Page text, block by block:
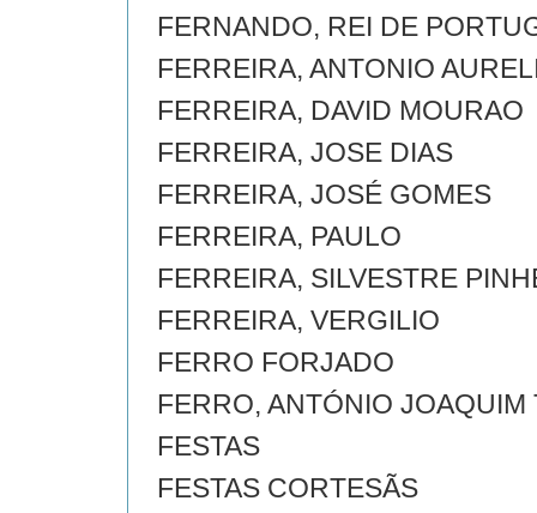
FERNANDO, REI DE
FERREIRA, ANTONIO
FERREIRA, DAVID MOURAO
FERREIRA, JOSE DIAS
FERREIRA, JOSÉ GOMES
FERREIRA, PAULO
FERREIRA, SILVESTRE
FERREIRA, VERGILIO
FERRO FORJADO
FERRO, ANTÓNIO JOAQUIM
FESTAS
FESTAS CORTESÃS